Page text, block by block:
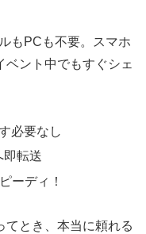
もPCも不要。スマホ
ベント中でもすぐシェ
必要なし
即転送
ーディ！
てとき、本当に頼れる